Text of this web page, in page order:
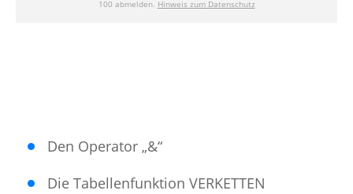
Den Operator „&“
Die Tabellenfunktion VERKETTEN